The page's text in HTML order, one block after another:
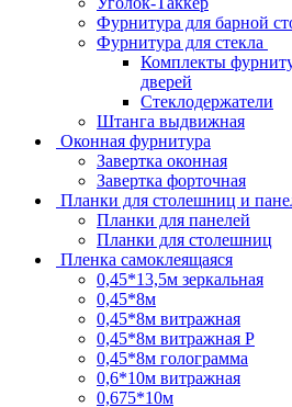
Фурнитура для барной
Фурнитура для стекла
Комплекты
дверей
Стеклодержатели
Штанга выдвижная
Оконная фурнитура
Завертка оконная
Завертка форточная
Планки для столешниц и
Планки для панелей
Планки для столешниц
Пленка самоклеящаяся
0,45*13,5м зеркальная
0,45*8м
0,45*8м витражная
0,45*8м витражная Р
0,45*8м голограмма
0,6*10м витражная
0,675*10м